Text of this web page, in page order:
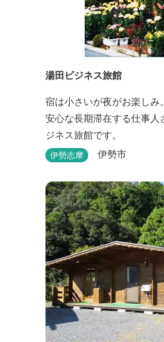
湯田ビジネス旅館
宿は小さいが夜がお楽しみ
安心な長期滞在する仕事
ジネス旅館です。
伊勢志摩 伊勢市